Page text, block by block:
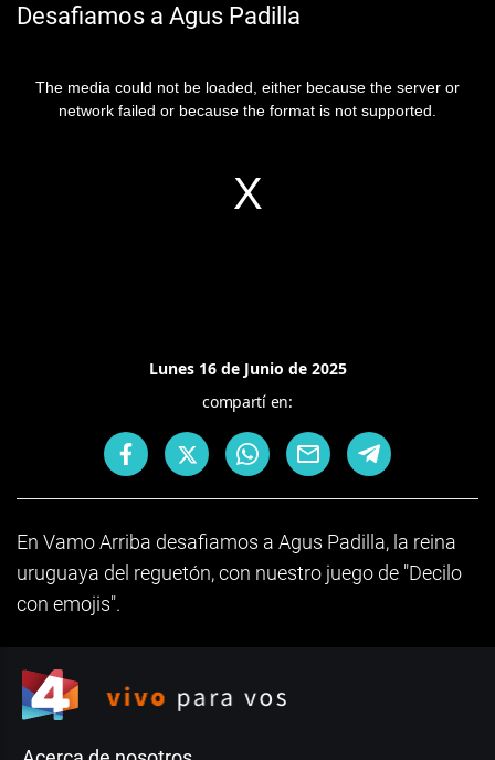
Desafiamos a Agus Padilla
The media could not be loaded, either because the server or
network failed or because the format is not supported.
Lunes 16 de Junio de 2025
compartí en:
En Vamo Arriba desafiamos a Agus Padilla, la reina
uruguaya del reguetón, con nuestro juego de "Decilo
con emojis".